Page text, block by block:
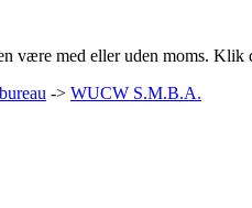
være med eller uden moms.
-> WUCW S.M.B.A.